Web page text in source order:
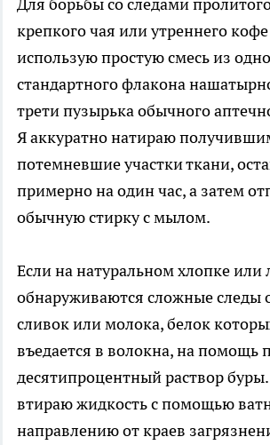
крепкого чая или утреннего
использую простую смесь из
стандартного флакона
трети пузырька обычного
Я аккуратно натираю
потемневшие участки ткани,
примерно на один час, а затем
обычную стирку с мылом.
Если на натуральном хлопке или
обнаруживаются сложные следы
сливок или молока, белок
въедается в волокна, на помощь
десятипроцентный раствор
втираю жидкость с помощью
направлению от краев